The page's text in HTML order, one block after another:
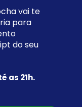
vai te
para
do seu
as 21h.